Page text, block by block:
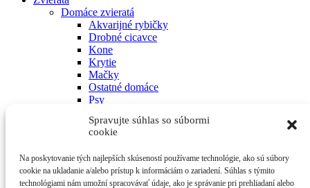
Spravujte súhlas so súbormi
cookie
Na poskytovanie tých najlepších skúseností používame technológie, ako sú súbory
cookie na ukladanie a/alebo prístup k informáciám o zariadení. Súhlas s týmito
technológiami nám umožní spracovávať údaje, ako je správanie pri prehliadaní alebo
Domáce zvieratá
Akvarijné rybičky
Drobné cicavce
Kone
Krytie
Mačky
Ostatné domáce
Psy
Terárijné zvieratá
Vtáctvo
Dobytok
Hydina